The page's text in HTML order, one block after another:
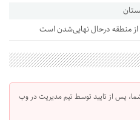
از منطقه درحال نهایی‌شدن است
پس از تایید توسط تیم مدیریت در وب